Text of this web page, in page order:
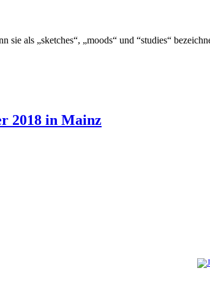
als „sketches“, „moods“ und “studies“
2018 in Mainz